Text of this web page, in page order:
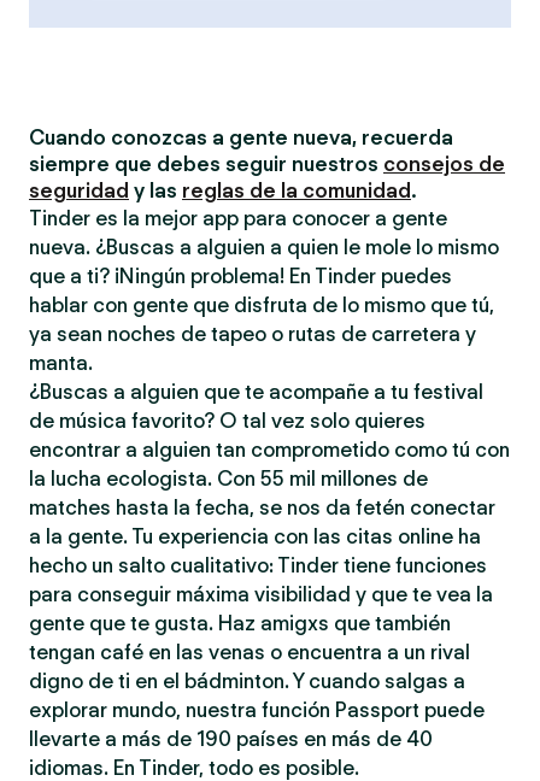
Cuando conozcas a gente nueva, recuerda
siempre que debes seguir nuestros consejos de
seguridad y las reglas de la comunidad .
Tinder es la mejor app para conocer a gente
nueva. ¿Buscas a alguien a quien le mole lo mismo
que a ti? ¡Ningún problema! En Tinder puedes
hablar con gente que disfruta de lo mismo que tú,
ya sean noches de tapeo o rutas de carretera y
manta.
¿Buscas a alguien que te acompañe a tu festival
de música favorito? O tal vez solo quieres
encontrar a alguien tan comprometido como tú con
la lucha ecologista. Con 55 mil millones de
matches hasta la fecha, se nos da fetén conectar
a la gente. Tu experiencia con las citas online ha
hecho un salto cualitativo: Tinder tiene funciones
para conseguir máxima visibilidad y que te vea la
gente que te gusta. Haz amigxs que también
tengan café en las venas o encuentra a un rival
digno de ti en el bádminton. Y cuando salgas a
explorar mundo, nuestra función Passport puede
llevarte a más de 190 países en más de 40
idiomas. En Tinder, todo es posible.